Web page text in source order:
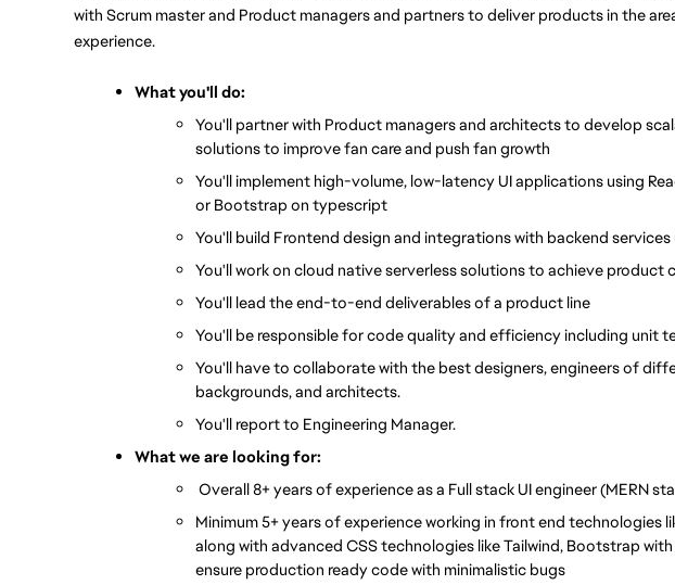
with Scrum master and Product managers and partners to deliver products in the
experience.
What you'll do:
You'll partner with Product managers and architects to develop
solutions to improve fan care and push fan growth
You'll implement high-volume, low-latency UI applications using
or Bootstrap on typescript
You'll build Frontend design and integrations with backend
You'll work on cloud native serverless solutions to achieve product
You'll lead the end-to-end deliverables of a product line
You'll be responsible for code quality and efficiency including unit
You'll have to collaborate with the best designers, engineers of
backgrounds, and architects.
You'll report to Engineering Manager.
What we are looking for:
Overall 8+ years of experience as a Full stack UI engineer (MERN
Minimum 5+ years of experience working in front end technologies
along with advanced CSS technologies like Tailwind, Bootstrap
ensure production ready code with minimalistic bugs